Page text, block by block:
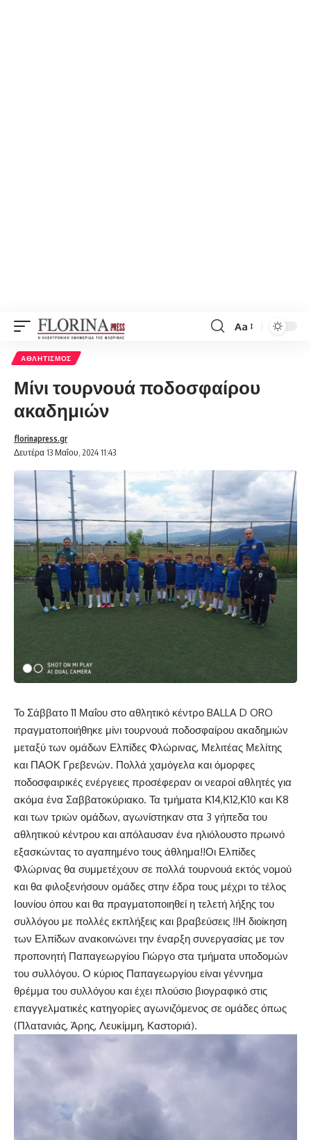
Font
Aa
ΑΘΛΗΤΙΣΜΌΣ
Μίνι τουρνουά ποδοσφαίρου
ακαδημιών
Δευτέρα 13 Μαΐου, 2024 11:43
florinapress.gr
Το Σάββατο 11 Μαΐου στο αθλητικό κέντρο BALLA D ORO
πραγματοποιήθηκε μίνι τουρνουά ποδοσφαίρου ακαδημιών
μεταξύ των ομάδων Ελπίδες Φλώρινας, Μελιτέας Μελίτης
και ΠΑΟΚ Γρεβενών. Πολλά χαμόγελα και όμορφες
ποδοσφαιρικές ενέργειες προσέφεραν οι νεαροί αθλητές για
ακόμα ένα Σαββατοκύριακο. Τα τμήματα Κ14,Κ12,Κ10 και Κ8
και των τριών ομάδων, αγωνίστηκαν στα 3 γήπεδα του
αθλητικού κέντρου και απόλαυσαν ένα ηλιόλουστο πρωινό
εξασκώντας το αγαπημένο τους άθλημα!!Οι Ελπίδες
Φλώρινας θα συμμετέχουν σε πολλά τουρνουά εκτός νομού
και θα φιλοξενήσουν ομάδες στην έδρα τους μέχρι το τέλος
Ιουνίου όπου και θα πραγματοποιηθεί η τελετή λήξης του
συλλόγου με πολλές εκπλήξεις και βραβεύσεις !!Η διοίκηση
των Ελπίδων ανακοινώνει την έναρξη συνεργασίας με τον
προπονητή Παπαγεωργίου Γιώργο στα τμήματα υποδομών
του συλλόγου. Ο κύριος Παπαγεωργίου είναι γέννημα
θρέμμα του συλλόγου και έχει πλούσιο βιογραφικό στις
επαγγελματικές κατηγορίες αγωνιζόμενος σε ομάδες όπως
(Πλατανιάς, Άρης, Λευκίμμη, Καστοριά).